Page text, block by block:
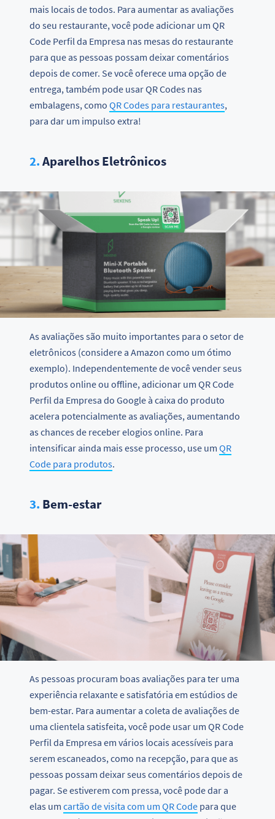
mais locais de todos. Para aumentar as avaliações
do seu restaurante, você pode adicionar um QR
Code Perfil da Empresa nas mesas do restaurante
para que as pessoas possam deixar comentários
depois de comer. Se você oferece uma opção de
entrega, também pode usar QR Codes nas
embalagens, como QR Codes para restaurantes,
para dar um impulso extra!
2.Aparelhos Eletrônicos
As avaliações são muito importantes para o setor de
eletrônicos (considere a Amazon como um ótimo
exemplo). Independentemente de você vender seus
produtos online ou offline, adicionar um QR Code
Perfil da Empresa do Google à caixa do produto
acelera potencialmente as avaliações, aumentando
as chances de receber elogios online. Para
intensificar ainda mais esse processo, use um QR
Code para produtos.
3. Bem-estar
As pessoas procuram boas avaliações para ter uma
experiência relaxante e satisfatória em estúdios de
bem-estar. Para aumentar a coleta de avaliações de
uma clientela satisfeita, você pode usar um QR Code
Perfil da Empresa em vários locais acessíveis para
serem escaneados, como na recepção, para que as
pessoas possam deixar seus comentários depois de
pagar. Se estiverem com pressa, você pode dar a
elas um cartão de visita com um QR Code para que